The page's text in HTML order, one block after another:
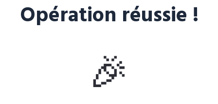
Opération réussie !
🎉